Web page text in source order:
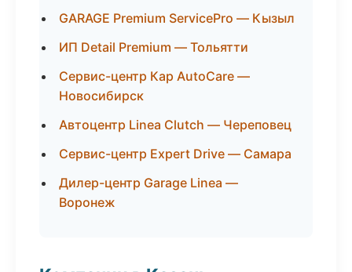
GARAGE Premium ServicePro — Кызыл
ИП Detail Premium — Тольятти
Сервис-центр Кар AutoCare —
Новосибирск
Автоцентр Linea Clutch — Череповец
Сервис-центр Expert Drive — Самара
Дилер-центр Garage Linea —
Воронеж